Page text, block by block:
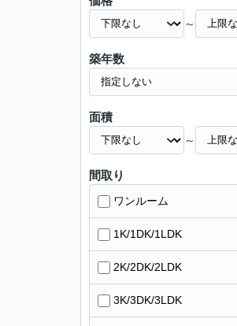
～
築年数
面積
～
間取り
ワンルーム
1K/1DK/1LDK
2K/2DK/2LDK
3K/3DK/3LDK